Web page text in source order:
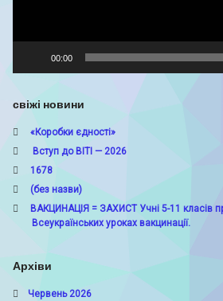
00:00
свіжі новини
«Коробки єдності»
Вступ до ВІТІ — 2026
1678
(без назви)
ВАКЦИНАЦІЯ = ЗАХИСТ Учні 5-11 класів
Всеукраїнських уроках вакцинації.
Архіви
Червень 2026